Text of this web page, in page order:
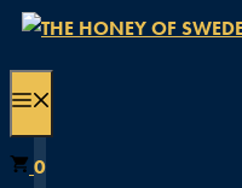
Skip
content
0